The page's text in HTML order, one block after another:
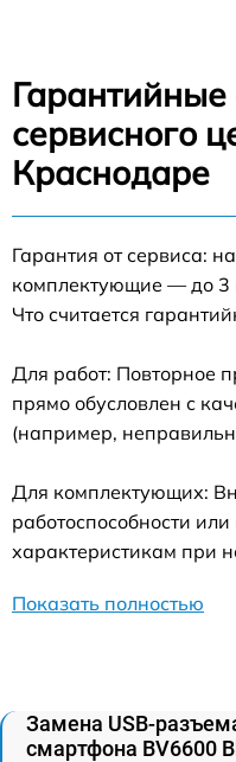
Гарантийные
сервисного
Краснодаре
Гарантия от сервиса:
комплектующие — до 3
Что считается
Для работ: Повторное
прямо обусловлен с
(например,
Для комплектующих:
работоспособности
характеристикам при
Показать полностью
Замена USB-
смартфона BV6600